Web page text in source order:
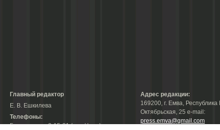
Главный редактор
Е. В. Ешкилева
Телефоны:
Гл. редактор: 2-15-31 (тел./факс);
Адрес редакции:
169200, г. Емва, Республика
Октябрьская, 25 е-mail:
press.emva@gmail.com